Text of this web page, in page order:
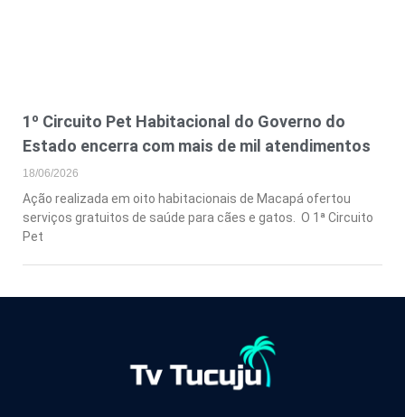
1º Circuito Pet Habitacional do Governo do
Estado encerra com mais de mil atendimentos
18/06/2026
Ação realizada em oito habitacionais de Macapá ofertou
serviços gratuitos de saúde para cães e gatos. O 1ª Circuito
Pet